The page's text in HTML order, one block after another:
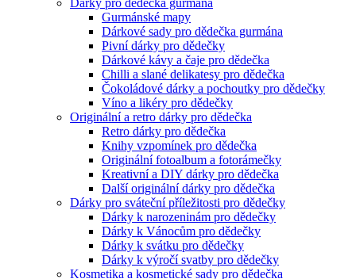
Dárky pro dědečka gurmána
Gurmánské mapy
Dárkové sady pro dědečka gurmána
Pivní dárky pro dědečky
Dárkové kávy a čaje pro dědečka
Chilli a slané delikatesy pro dědečka
Čokoládové dárky a pochoutky pro dědečky
Víno a likéry pro dědečky
Originální a retro dárky pro dědečka
Retro dárky pro dědečka
Knihy vzpomínek pro dědečka
Originální fotoalbum a fotorámečky
Kreativní a DIY dárky pro dědečka
Další originální dárky pro dědečka
Dárky pro sváteční příležitosti pro dědečky
Dárky k narozeninám pro dědečky
Dárky k Vánocům pro dědečky
Dárky k svátku pro dědečky
Dárky k výročí svatby pro dědečky
Kosmetika a kosmetické sady pro dědečka